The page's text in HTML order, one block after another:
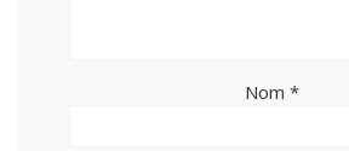
Nom *